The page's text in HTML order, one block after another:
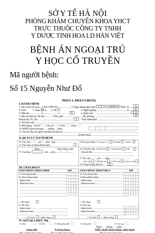
SỞ Y TẾ HÀ NỘI
PHÒNG KHÁM CHUYÊN KHOA YHCT
TRỰC THUỘC CÔNG TY TNHH
Y DƯỢC TINH HOA LD HÀN VIỆT
BỆNH ÁN NGOẠI TRÚ
Y HỌC CỔ TRUYỀN
Mã người bệnh:
Số 15 Nguyễn Như Đổ
1. Họ và tên (In
hoa):
1 9 9 5
8
8
X
X